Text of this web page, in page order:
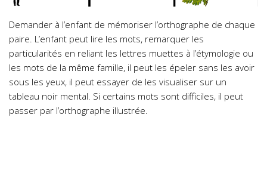
Demander à l’enfant de mémoriser l’orthographe de chaque
paire. L’enfant peut lire les mots, remarquer les
particularités en reliant les lettres muettes à l’étymologie ou
les mots de la même famille, il peut les épeler sans les avoir
sous les yeux, il peut essayer de les visualiser sur un
tableau noir mental. Si certains mots sont difficiles, il peut
passer par l’orthographe illustrée.